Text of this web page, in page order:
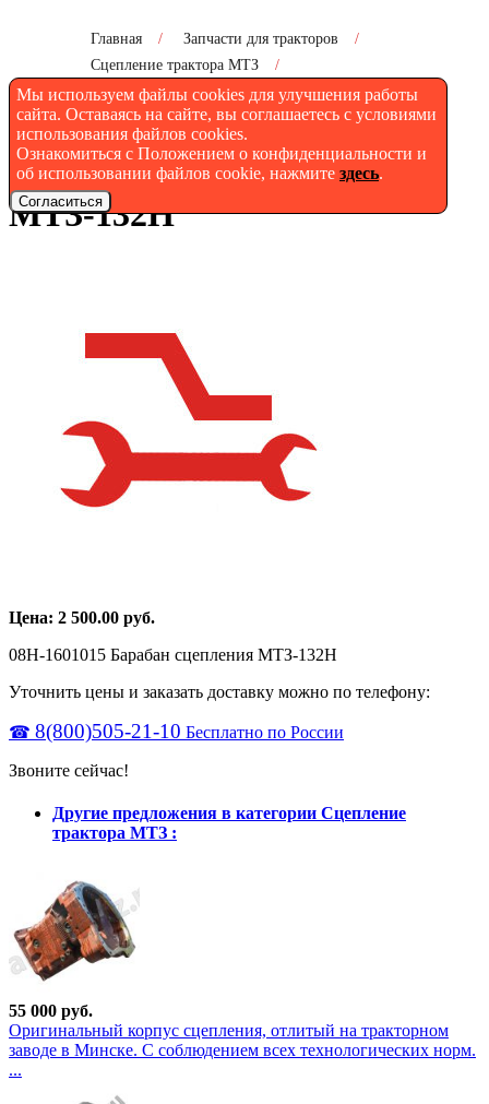
Мы используем файлы cookies для улучшения работы
сайта. Оставаясь на сайте, вы соглашаетесь с условиями
использования файлов cookies.
Ознакомиться с Положением о конфиденциальности и
об использовании файлов cookie, нажмите здесь.
Согласиться
Главная / Запчасти для тракторов
/
Сцепление трактора МТЗ
/
08Н-1601015 Барабан сцепления МТЗ-132Н
Барабан сцепления
МТЗ-132Н
Цена: 2 500.00 руб.
08Н-1601015 Барабан сцепления МТЗ-132Н
Уточнить цены и заказать доставку можно по телефону:
☎ 8(800)505-21-10 Бесплатно по России
Звоните сейчас!
Другие предложения в категории Сцепление
трактора МТЗ :
55 000 руб.
Оригинальный корпус сцепления, отлитый на тракторном
заводе в Минске. С соблюдением всех технологических норм.
...